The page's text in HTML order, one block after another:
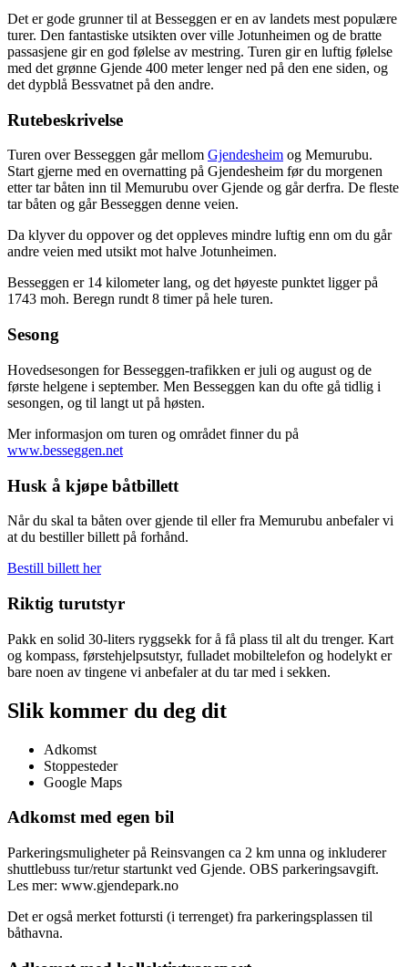
Det er gode grunner til at Besseggen er en av landets mest populære
turer. Den fantastiske utsikten over ville Jotunheimen og de bratte
passasjene gir en god følelse av mestring. Turen gir en luftig følelse
med det grønne Gjende 400 meter lenger ned på den ene siden, og
det dypblå Bessvatnet på den andre.
Rutebeskrivelse
Turen over Besseggen går mellom Gjendesheim og Memurubu.
Start gjerne med en overnatting på Gjendesheim før du morgenen
etter tar båten inn til Memurubu over Gjende og går derfra. De fleste
tar båten og går Besseggen denne veien.
Da klyver du oppover og det oppleves mindre luftig enn om du går
andre veien med utsikt mot halve Jotunheimen.
Besseggen er 14 kilometer lang, og det høyeste punktet ligger på
1743 moh. Beregn rundt 8 timer på hele turen.
Sesong
Hovedsesongen for Besseggen-trafikken er juli og august og de
første helgene i september. Men Besseggen kan du ofte gå tidlig i
sesongen, og til langt ut på høsten.
Mer informasjon om turen og området finner du på
www.besseggen.net
Husk å kjøpe båtbillett
Når du skal ta båten over gjende til eller fra Memurubu anbefaler vi
at du bestiller billett på forhånd.
Bestill billett her
Riktig turutstyr
Pakk en solid 30-liters ryggsekk for å få plass til alt du trenger. Kart
og kompass, førstehjelpsutstyr, fulladet mobiltelefon og hodelykt er
bare noen av tingene vi anbefaler at du tar med i sekken.
Slik kommer du deg dit
Adkomst
Stoppesteder
Google Maps
Adkomst med egen bil
Parkeringsmuligheter på Reinsvangen ca 2 km unna og inkluderer
shuttlebuss tur/retur startunkt ved Gjende. OBS parkeringsavgift.
Les mer: www.gjendepark.no
Det er også merket fottursti (i terrenget) fra parkeringsplassen til
båthavna.